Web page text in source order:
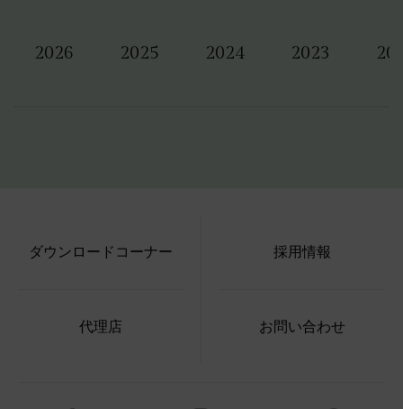
2026 2025 2024 2023
ダウンロードコーナー 採用情報
代理店 お問い合わせ